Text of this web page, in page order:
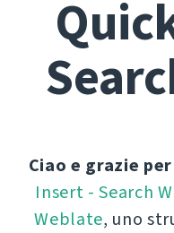
Ciao e grazie
Insert - Search
Weblate, uno